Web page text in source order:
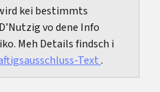
kei bestimmts
vo dene Info
Meh Details findsch i
Text.